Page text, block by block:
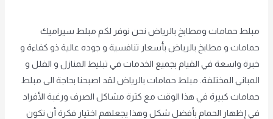
مبلط حمامات ومطابخ بالرياض نحن نوفر لكم مبلط سيراميك
حمامات و مطابخ بالرياض بأسعار تنافسية و جوده عالية ذو كفاءة و
خبرة واسعة في القيام بجميع الخدمات في تبليط المنازل و الفلل و
المباني المختلفة. مبلط حمامات بالرياض لقد اصبحنا بحاجة الى مبلط
حمامات كبيرة في هذا الوقت مع كثرة مشاكل الصرف ورغبة الأفراد
في إظهار الحمام بأفضل شكل وهذا يجعلهم اختيار فكرة أن تكون